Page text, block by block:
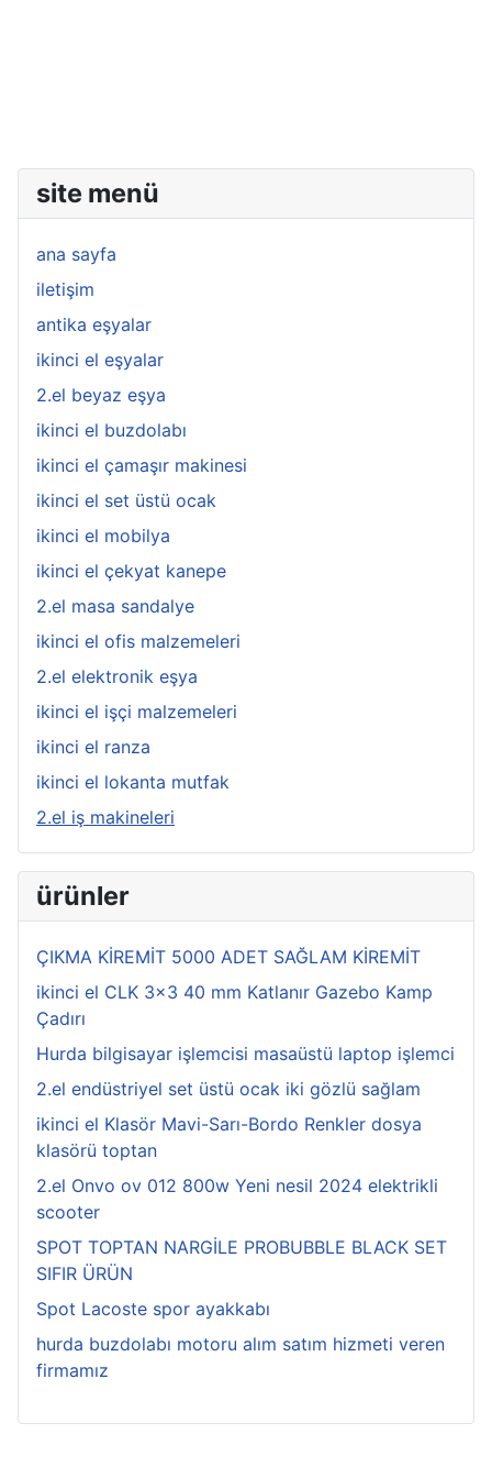
site menü
ana sayfa
iletişim
antika eşyalar
ikinci el eşyalar
2.el beyaz eşya
ikinci el buzdolabı
ikinci el çamaşır makinesi
ikinci el set üstü ocak
ikinci el mobilya
ikinci el çekyat kanepe
2.el masa sandalye
ikinci el ofis malzemeleri
2.el elektronik eşya
ikinci el işçi malzemeleri
ikinci el ranza
ikinci el lokanta mutfak
2.el iş makineleri
ürünler
ÇIKMA KİREMİT 5000 ADET SAĞLAM KİREMİT
ikinci el CLK 3x3 40 mm Katlanır Gazebo Kamp
Çadırı
Hurda bilgisayar işlemcisi masaüstü laptop işlemci
2.el endüstriyel set üstü ocak iki gözlü sağlam
ikinci el Klasör Mavi-Sarı-Bordo Renkler dosya
klasörü toptan
2.el Onvo ov 012 800w Yeni nesil 2024 elektrikli
scooter
SPOT TOPTAN NARGİLE PROBUBBLE BLACK SET
SIFIR ÜRÜN
Spot Lacoste spor ayakkabı
hurda buzdolabı motoru alım satım hizmeti veren
firmamız